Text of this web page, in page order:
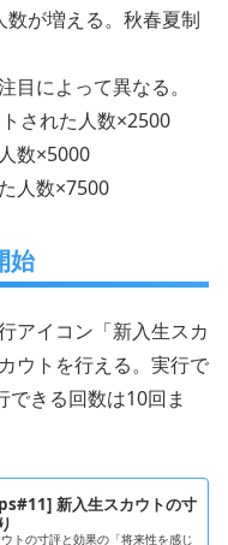
が増える。秋春夏制
目によって異なる。
された人数×2500
数×5000
人数×7500
始
アイコン「新入生スカ
ウトを行える。実行で
できる回数は10回ま
新入生スカウトの寸
トの寸評と効果の「将来性を感じ